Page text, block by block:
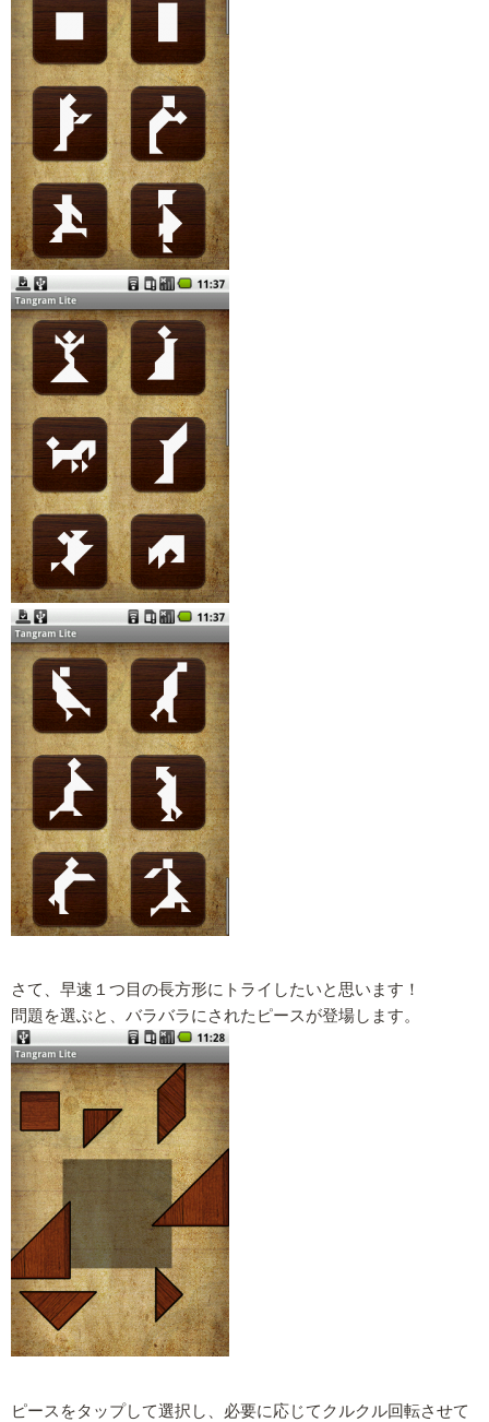
さて、早速１つ目の長方形にトライしたいと思います！
問題を選ぶと、バラバラにされたピースが登場します。
ピースをタップして選択し、必要に応じてクルクル回転させて